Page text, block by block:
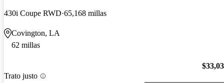
430i Coupe RWD 65,168 millas
Covington, LA
62 millas
Trato justo